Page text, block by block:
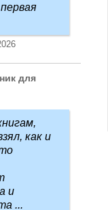
для
как и
и
...